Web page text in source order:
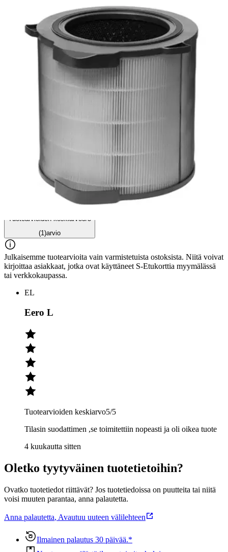
Pure A9 suodattimet on varustettu älytunnisteella, joka mittaa jäljellä
olevaa käyttöikää käyttöajan ja ilmanlaadun mukaan. Voit siis
huolettaa vaihdella suodattimia kausittain. Mobiilisovelluksesta näet
suodattimen jäljellä olevan käyttöiän prosentteina.
Ominaisuudet
Tuotearvioiden keskiarvo5/5
(1)arvio
Julkaisemme tuotearvioita vain varmistetuista ostoksista. Niitä voivat
kirjoittaa asiakkaat, jotka ovat käyttäneet S-Etukorttia myymälässä
tai verkkokaupassa.
EL
Eero L
Tuotearvioiden keskiarvo5/5
Tilasin suodattimen ,se toimitettiin nopeasti ja oli oikea tuote
4 kuukautta sitten
Oletko tyytyväinen tuotetietoihin?
Ovatko tuotetiedot riittävät? Jos tuotetiedoissa on puutteita tai niitä
voisi muuten parantaa, anna palautetta.
Anna palautetta, Avautuu uuteen välilehteen
Ilmainen palautus 30 päivää.*